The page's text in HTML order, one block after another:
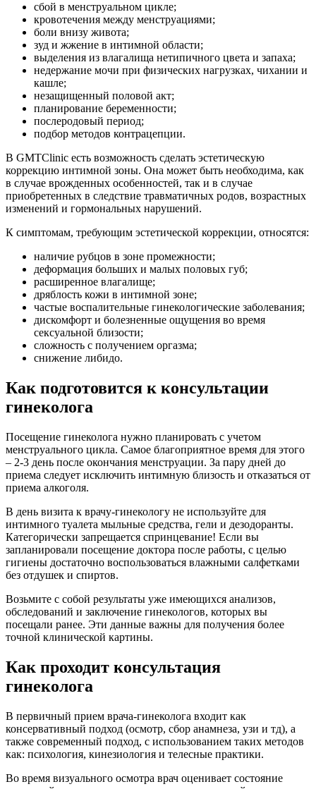
сбой в менструальном цикле;
кровотечения между менструациями;
боли внизу живота;
зуд и жжение в интимной области;
выделения из влагалища нетипичного цвета и запаха;
недержание мочи при физических нагрузках, чихании и
кашле;
незащищенный половой акт;
планирование беременности;
послеродовый период;
подбор методов контрацепции.
В GMTClinic есть возможность сделать эстетическую
коррекцию интимной зоны. Она может быть необходима, как
в случае врожденных особенностей, так и в случае
приобретенных в следствие травматичных родов, возрастных
изменений и гормональных нарушений.
К симптомам, требующим эстетической коррекции, относятся:
наличие рубцов в зоне промежности;
деформация больших и малых половых губ;
расширенное влагалище;
дряблость кожи в интимной зоне;
частые воспалительные гинекологические заболевания;
дискомфорт и болезненные ощущения во время
сексуальной близости;
сложность с получением оргазма;
снижение либидо.
Как подготовится к консультации
гинеколога
Посещение гинеколога нужно планировать с учетом
менструального цикла. Самое благоприятное время для этого
– 2-3 день после окончания менструации. За пару дней до
приема следует исключить интимную близость и отказаться от
приема алкоголя.
В день визита к врачу-гинекологу не используйте для
интимного туалета мыльные средства, гели и дезодоранты.
Категорически запрещается спринцевание! Если вы
запланировали посещение доктора после работы, с целью
гигиены достаточно воспользоваться влажными салфетками
без отдушек и спиртов.
Возьмите с собой результаты уже имеющихся анализов,
обследований и заключение гинекологов, которых вы
посещали ранее. Эти данные важны для получения более
точной клинической картины.
Как проходит консультация
гинеколога
В первичный прием врача-гинеколога входит как
консервативный подход (осмотр, сбор анамнеза, узи и тд), а
также современный подход, с использованием таких методов
как: психология, кинезиология и телесные практики.
Во время визуального осмотра врач оценивает состояние